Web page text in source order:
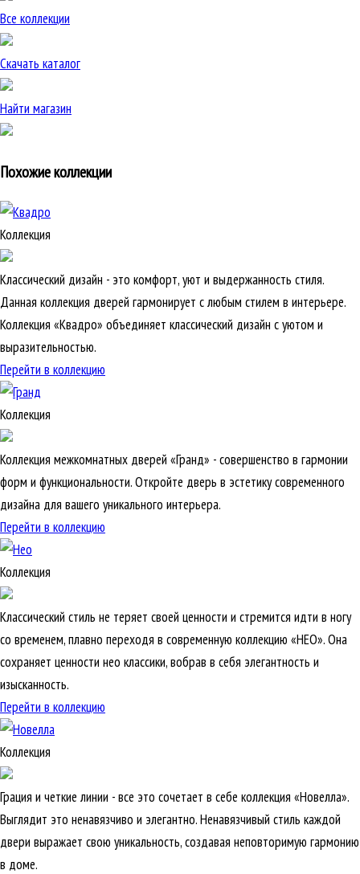
Все коллекции
Скачать каталог
Найти магазин
Похожие коллекции
Коллекция
Классический дизайн - это комфорт, уют и выдержанность стиля.
Данная коллекция дверей гармонирует с любым стилем в интерьере.
Коллекция «Квадро» объединяет классический дизайн с уютом и
выразительностью.
Перейти в коллекцию
Коллекция
Коллекция межкомнатных дверей «Гранд» - совершенство в гармонии
форм и функциональности. Откройте дверь в эстетику современного
дизайна для вашего уникального интерьера.
Перейти в коллекцию
Коллекция
Классический стиль не теряет своей ценности и стремится идти в ногу
со временем, плавно переходя в современную коллекцию «НЕО». Она
сохраняет ценности нео классики, вобрав в себя элегантность и
изысканность.
Перейти в коллекцию
Коллекция
Грация и четкие линии - все это сочетает в себе коллекция «Новелла».
Выглядит это ненавязчиво и элегантно. Ненавязчивый стиль каждой
двери выражает свою уникальность, создавая неповторимую гармонию
в доме.